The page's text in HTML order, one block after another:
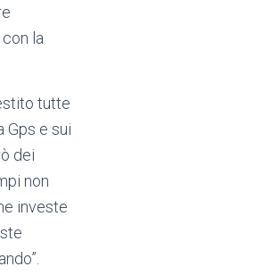
la
tutte
Gps e sui
dei
non
investe